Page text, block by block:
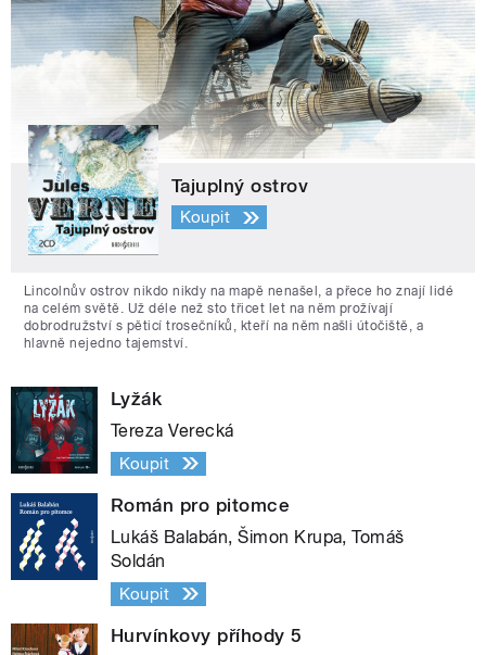
Tajuplný ostrov
Koupit
Lincolnův ostrov nikdo nikdy na mapě nenašel, a přece ho znají lidé
na celém světě. Už déle než sto třicet let na něm prožívají
dobrodružství s pěticí trosečníků, kteří na něm našli útočiště, a
hlavně nejedno tajemství.
Lyžák
Tereza Verecká
Koupit
Román pro pitomce
Lukáš Balabán, Šimon Krupa, Tomáš
Soldán
Koupit
Hurvínkovy příhody 5